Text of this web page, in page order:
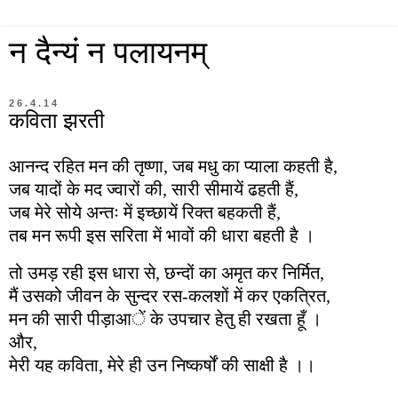
न दैन्यं न पलायनम्
26.4.14
कविता झरती
आनन्द रहित मन की तृष्णा, जब मधु का प्याला कहती है,
जब यादों के मद ज्वारों की, सारी सीमायें ढहती हैं,
जब मेरे सोये अन्तः में इच्छायें रिक्त बहकती हैं,
तब मन रूपी इस सरिता में भावों की धारा बहती है ।
तो उमड़ रही इस धारा से, छन्दों का अमृत कर निर्मित,
मैं उसको जीवन के सुन्दर रस-कलशों में कर एकत्रित,
मन की सारी पीड़ाआें के उपचार हेतु ही रखता हूँ ।
और,
मेरी यह कविता, मेरे ही उन निष्कर्षों की साक्षी है ।।